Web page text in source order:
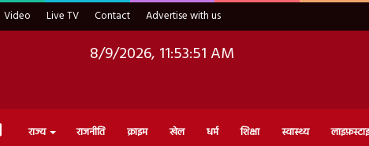
Video Live TV Contact Advertise with us
8/9/2026, 11:53:52 AM
Live राज्य राजनीति क्राइम खेल धर्म शिक्षा स्वास्थ्य